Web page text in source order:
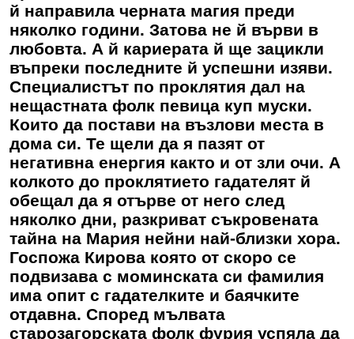
й направила черната магия преди
няколко години. Затова не й върви в
любовта. А й кариерата й ще зацикли
въпреки последните й успешни изяви.
Специалистът по проклятия дал на
нещастната фолк певица куп муски.
Които да постави на възлови места в
дома си. Те щели да я пазят от
негативна енергия както и от зли очи. А
колкото до проклятието гадателят й
обещал да я отърве от него след
няколко дни, разкриват съкровената
тайна на Мария нейни най-близки хора.
Госпожа Кирова която от скоро се
подвизава с моминската си фамилия
има опит с гадателките и баячките
отдавна. Според мълвата
старозагорската фолк фурия успяла да